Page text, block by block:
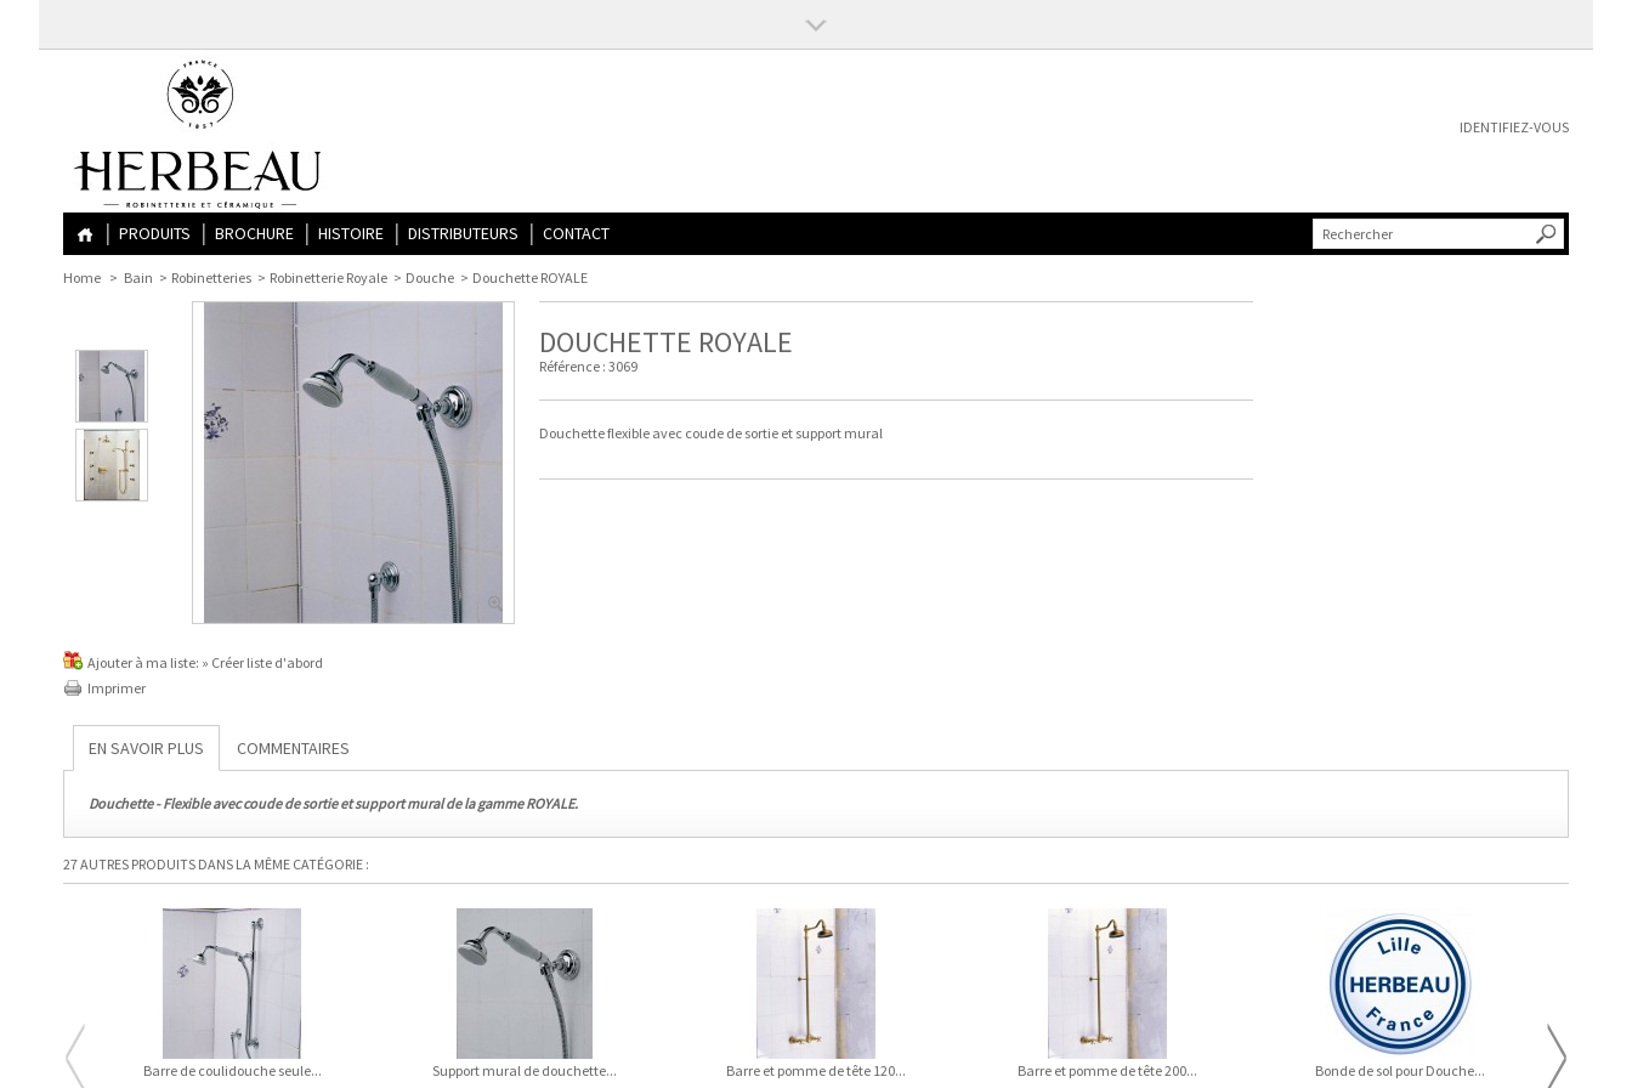
IDENTIFIEZ-VOUS
PRODUITS BROCHURE HISTOIRE DISTRIBUTEURS CONTACT
Home > Bain > Robinetteries > Robinetterie Royale > Douche > Douchette ROYALE
Ajouter à ma liste: » Créer liste d'abord
Imprimer
DOUCHETTE ROYALE
Référence : 3069
Douchette flexible avec coude de sortie et support mural
EN SAVOIR PLUS COMMENTAIRES
Douchette - Flexible avec coude de sortie et support mural de la gamme ROYALE.
27 AUTRES PRODUITS DANS LA MÊME CATÉGORIE :
Barre de coulidouche seule... Support mural de douchette... Barre et pomme de tête 120... Barre et pomme de tête 200... Bonde de sol pour Douche...